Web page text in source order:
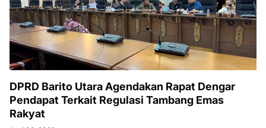
DPRD Barito Utara Agendakan Rapat Dengar
Pendapat Terkait Regulasi Tambang Emas
Rakyat